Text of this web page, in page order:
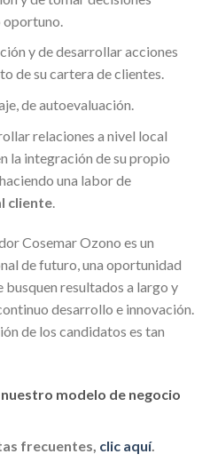
y de desarrollar acciones
de su cartera de clientes.
de autoevaluación.
relaciones a nivel local
la integración de su propio
una labor de
cliente.
Cosemar Ozono es un
de futuro, una oportunidad
resultados a largo y
desarrollo e innovación.
de los candidatos es tan
modelo de negocio
frecuentes, clic aquí.